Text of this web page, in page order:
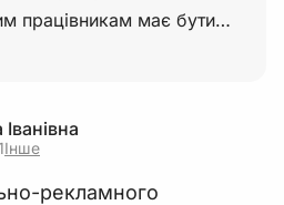
працівникам має бути…
Інше
рекламного